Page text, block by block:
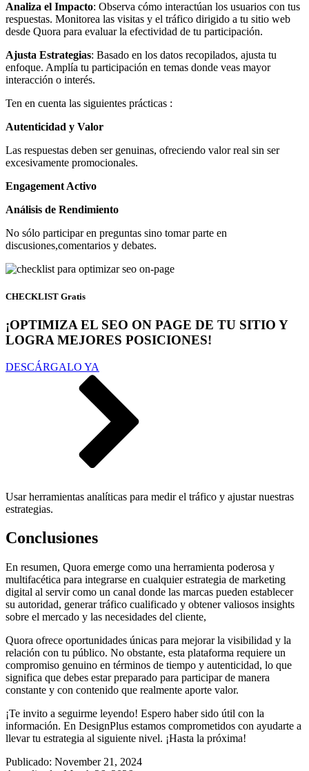
Analiza el Impacto: Observa cómo interactúan los usuarios con tus
respuestas. Monitorea las visitas y el tráfico dirigido a tu sitio web
desde Quora para evaluar la efectividad de tu participación.
Ajusta Estrategias: Basado en los datos recopilados, ajusta tu
enfoque. Amplía tu participación en temas donde veas mayor
interacción o interés.
Ten en cuenta las siguientes prácticas :
Autenticidad y Valor
Las respuestas deben ser genuinas, ofreciendo valor real sin ser
excesivamente promocionales.
Engagement Activo
Análisis de Rendimiento
No sólo participar en preguntas sino tomar parte en
discusiones,comentarios y debates.
CHECKLIST Gratis
¡OPTIMIZA EL SEO ON PAGE DE TU SITIO Y
LOGRA MEJORES POSICIONES!
DESCÁRGALO YA
Usar herramientas analíticas para medir el tráfico y ajustar nuestras
estrategias.
Conclusiones
En resumen, Quora emerge como una herramienta poderosa y
multifacética para integrarse en cualquier estrategia de marketing
digital al servir como un canal donde las marcas pueden establecer
su autoridad, generar tráfico cualificado y obtener valiosos insights
sobre el mercado y las necesidades del cliente,
Quora ofrece oportunidades únicas para mejorar la visibilidad y la
relación con tu público. No obstante, esta plataforma requiere un
compromiso genuino en términos de tiempo y autenticidad, lo que
significa que debes estar preparado para participar de manera
constante y con contenido que realmente aporte valor.
¡Te invito a seguirme leyendo! Espero haber sido útil con la
información. En DesignPlus estamos comprometidos con ayudarte a
llevar tu estrategia al siguiente nivel. ¡Hasta la próxima!
Publicado: November 21, 2024